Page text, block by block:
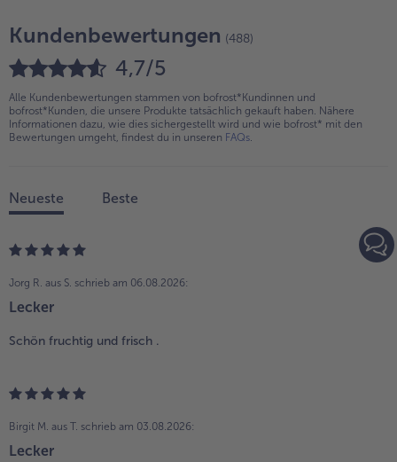
Kundenbewertungen (488)
4,7/5
Alle Kundenbewertungen stammen von bofrost*Kundinnen und
bofrost*Kunden, die unsere Produkte tatsächlich gekauft haben. Nähere
Informationen dazu, wie dies sichergestellt wird und wie bofrost* mit den
Bewertungen umgeht, findest du in unseren FAQs.
Neueste Beste
Jorg R. aus S. schrieb am 06.08.2026:
Lecker
Schön fruchtig und frisch .
Birgit M. aus T. schrieb am 03.08.2026:
Lecker